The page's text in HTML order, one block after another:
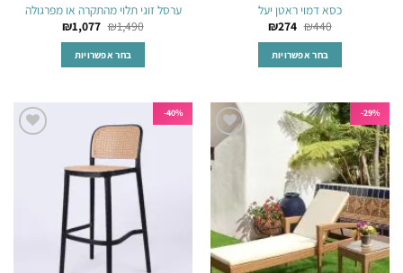
כסא דמוי ראטן יעל
₪440
₪274
בחר אפשרויות
יש
מספר
סוגים.
ניתן
לבחור
את
האפשרויות
בעמוד
המוצר
ערסל זוגי תלוי מהתקרה או מפרגולה
₪1,490
₪1,077
בחר אפשרויות
מספר
סוגים.
ניתן
את
האפשרויות
בעמוד
המוצר
29%-
40%-